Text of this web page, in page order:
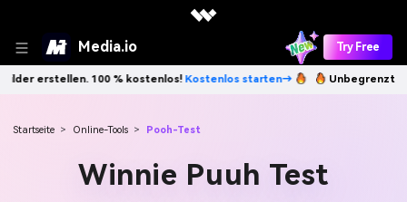
Media.io Try Free
Unbegrenzt KI-Bilder erstellen. 100 % kostenlos!Kostenlos
Startseite > Online-Tools > Pooh-Test
Winnie Puuh Test